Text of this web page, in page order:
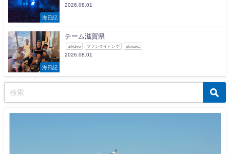
海日記
2026.08.01
海日記
チーム滋賀県
arkdive ファンダイビング okinawa
2026.08.01